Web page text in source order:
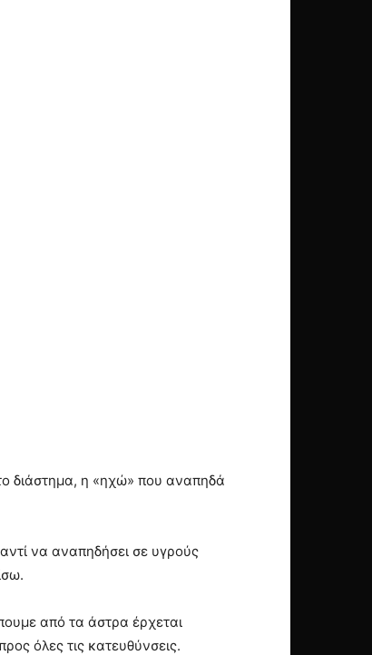
διάστημα, η «ηχώ» που αναπηδά
να αναπηδήσει σε υγρούς
από τα άστρα έρχεται
όλες τις κατευθύνσεις.